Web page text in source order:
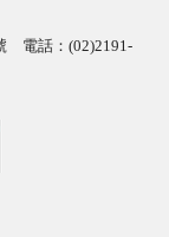
電話：(02)2191-